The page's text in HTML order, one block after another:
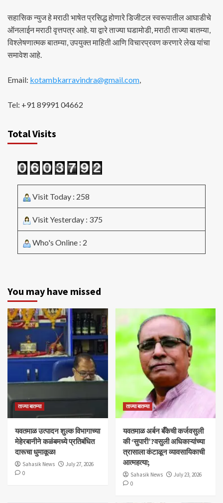
सहासिक न्युज हे मराठी भाषेत प्रसिद्ध होणारे डिजीटल स्वरूपातील आघाडीचे
ऑनलाईन मराठी वृत्तपत्र आहे. या द्वारे ताज्या घडामोडी, मराठी ताज्या बातम्या,
विश्लेषणात्मक बातम्या, उपयुक्त माहिती आणि विचारप्रवण करणारे लेख यांचा
समावेश आहे.
Email: kotambkarravindra@gmail.com
Tel: +91 89991 04662
Total Visits
Visit Today : 258
Visit Yesterday : 375
Who's Online : 2
You may have missed
ताज्या बातम्या
यवतमाळ उत्पादन शुल्क विभागाच्या
मेहेरबानीने कळंबमध्ये प्रतिबंधित
दारूचा धुमाकूळ!
Sahasik News
July 27, 2026
0
ताज्या बातम्या
​यवतमाळ अर्बन बँकेची कर्जवसुली
की ‘सुपारी’?वसुली अधिकाऱ्यांच्या
त्रासाला कंटाळून व्यावसायिकाची
आत्महत्या;
Sahasik News
July 23, 2026
0